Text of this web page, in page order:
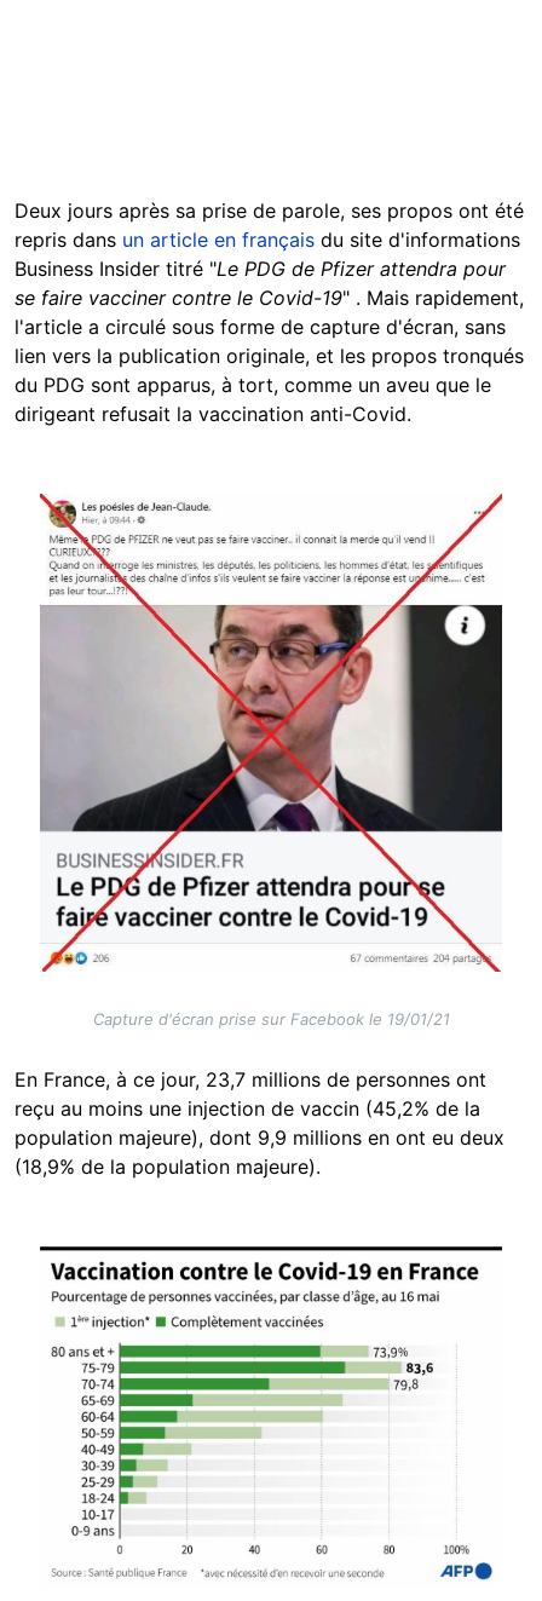
Deux jours après sa prise de parole, ses propos ont été
repris dans un article en français du site d'informations
Business Insider titré "Le PDG de Pfizer attendra pour
se faire vacciner contre le Covid-19" . Mais rapidement,
l'article a circulé sous forme de capture d'écran, sans
lien vers la publication originale, et les propos tronqués
du PDG sont apparus, à tort, comme un aveu que le
dirigeant refusait la vaccination anti-Covid.
Image
Capture d'écran prise sur Facebook le 19/01/21
En France, à ce jour, 23,7 millions de personnes ont
reçu au moins une injection de vaccin (45,2% de la
population majeure), dont 9,9 millions en ont eu deux
(18,9% de la population majeure).
Image